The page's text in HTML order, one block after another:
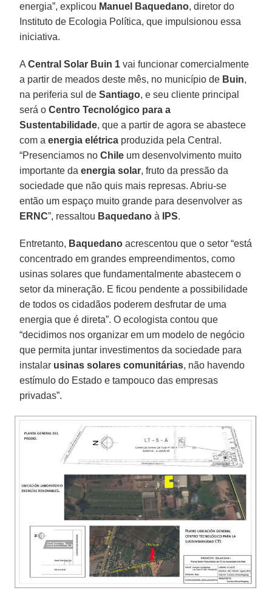
energia”, explicou Manuel Baquedano, diretor do
Instituto de Ecologia Política, que impulsionou essa
iniciativa.
ACentral Solar Buin 1 vai funcionar comercialmente
a partir de meados deste mês, no município de Buin,
na periferia sul deSantiago, e seu cliente principal
será oCentro Tecnológico para a
Sustentabilidade, que a partir de agora se abastece
com aenergia elétrica produzida pela Central.
“Presenciamos noChile um desenvolvimento muito
importante daenergia solar, fruto da pressão da
sociedade que não quis mais represas. Abriu-se
então um espaço muito grande para desenvolver as
ERNC”, ressaltou Baquedano à IPS.
Entretanto, Baquedano acrescentou que o setor “está
concentrado em grandes empreendimentos, como
usinas solares que fundamentalmente abastecem o
setor da mineração. E ficou pendente a possibilidade
de todos os cidadãos poderem desfrutar de uma
energia que é direta”. O ecologista contou que
“decidimos nos organizar em um modelo de negócio
que permita juntar investimentos da sociedade para
instalar usinas solares comunitárias, não havendo
estímulo do Estado e tampouco das empresas
privadas”.